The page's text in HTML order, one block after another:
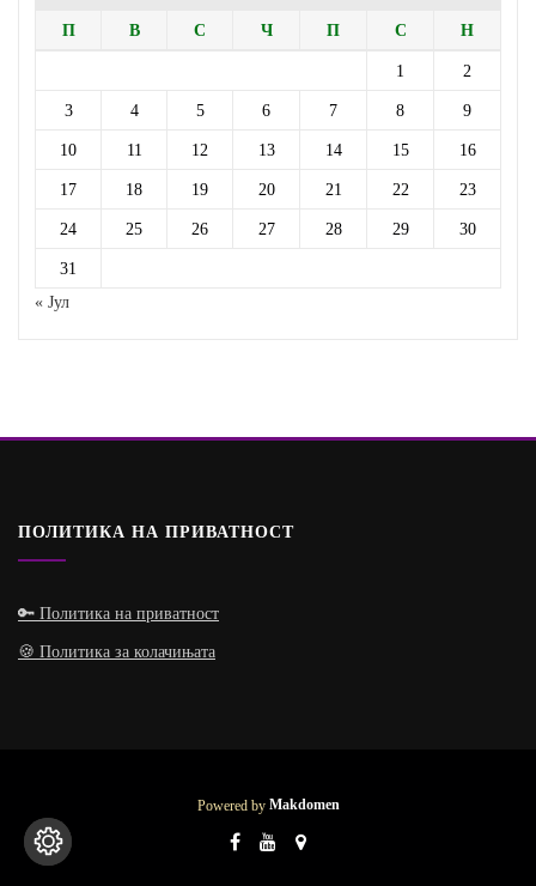
П В С Ч П С Н
1 2
3 4 5 6 7 8 9
10 11 12 13 14 15 16
17 18 19 20 21 22 23
24 25 26 27 28 29 30
31
« Јул
ПОЛИТИКА НА ПРИВАТНОСТ
🔑 Политика на приватност
🍪 Политика за колачињата
Powered by Makdomen